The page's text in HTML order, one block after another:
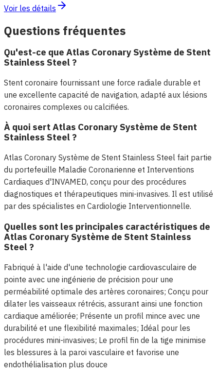
Voir les détails
Questions fréquentes
Qu'est-ce que Atlas Coronary Système de Stent
Stainless Steel ?
Stent coronaire fournissant une force radiale durable et
une excellente capacité de navigation, adapté aux lésions
coronaires complexes ou calcifiées.
À quoi sert Atlas Coronary Système de Stent
Stainless Steel ?
Atlas Coronary Système de Stent Stainless Steel fait partie
du portefeuille Maladie Coronarienne et Interventions
Cardiaques d'INVAMED, conçu pour des procédures
diagnostiques et thérapeutiques mini-invasives. Il est utilisé
par des spécialistes en Cardiologie Interventionnelle.
Quelles sont les principales caractéristiques de
Atlas Coronary Système de Stent Stainless
Steel ?
Fabriqué à l'aide d'une technologie cardiovasculaire de
pointe avec une ingénierie de précision pour une
perméabilité optimale des artères coronaires; Conçu pour
dilater les vaisseaux rétrécis, assurant ainsi une fonction
cardiaque améliorée; Présente un profil mince avec une
durabilité et une flexibilité maximales; Idéal pour les
procédures mini-invasives; Le profil fin de la tige minimise
les blessures à la paroi vasculaire et favorise une
endothélialisation plus douce